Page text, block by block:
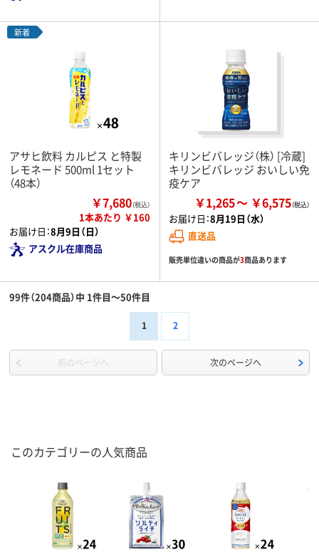
新着
アサヒ飲料 カルピス と特製
レモネード 500ml 1セット
（48本）
￥7,680（税込）
1本あたり ￥160
お届け日：8月9日（日）
アスクル在庫商品
キリンビバレッジ（株） [冷蔵]
キリンビバレッジ おいしい免
疫ケア
￥1,265 ￥6,575
お届け日：8月19日（水）
直送品
販売単位違いの商品が3商品あります
99件（204商品）中 1件目～50件目
1 2
前のページへ 次のページへ
このカテゴリーの人気商品